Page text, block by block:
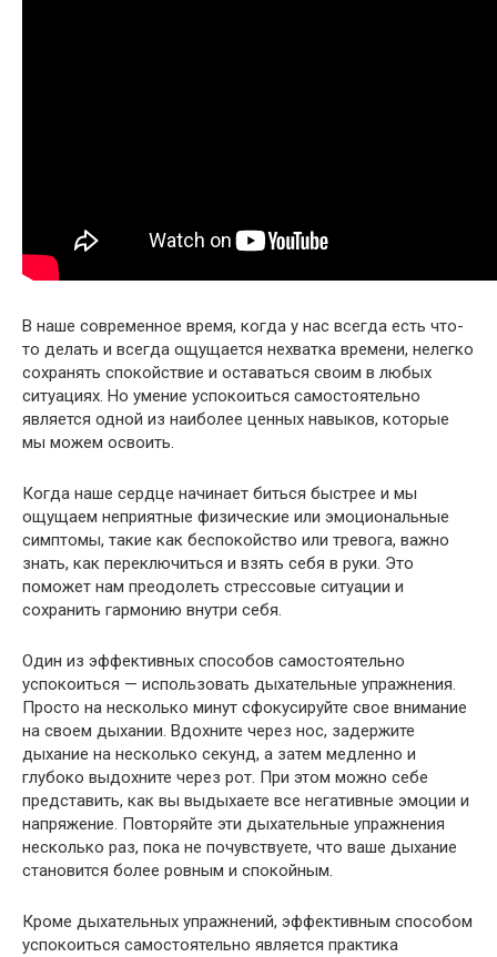
В наше современное время, когда у нас всегда есть что-
то делать и всегда ощущается нехватка времени, нелегко
сохранять спокойствие и оставаться своим в любых
ситуациях. Но умение успокоиться самостоятельно
является одной из наиболее ценных навыков, которые
мы можем освоить.
Когда наше сердце начинает биться быстрее и мы
ощущаем неприятные физические или эмоциональные
симптомы, такие как беспокойство или тревога, важно
знать, как переключиться и взять себя в руки. Это
поможет нам преодолеть стрессовые ситуации и
сохранить гармонию внутри себя.
Один из эффективных способов самостоятельно
успокоиться — использовать дыхательные упражнения.
Просто на несколько минут сфокусируйте свое внимание
на своем дыхании. Вдохните через нос, задержите
дыхание на несколько секунд, а затем медленно и
глубоко выдохните через рот. При этом можно себе
представить, как вы выдыхаете все негативные эмоции и
напряжение. Повторяйте эти дыхательные упражнения
несколько раз, пока не почувствуете, что ваше дыхание
становится более ровным и спокойным.
Кроме дыхательных упражнений, эффективным способом
успокоиться самостоятельно является практика